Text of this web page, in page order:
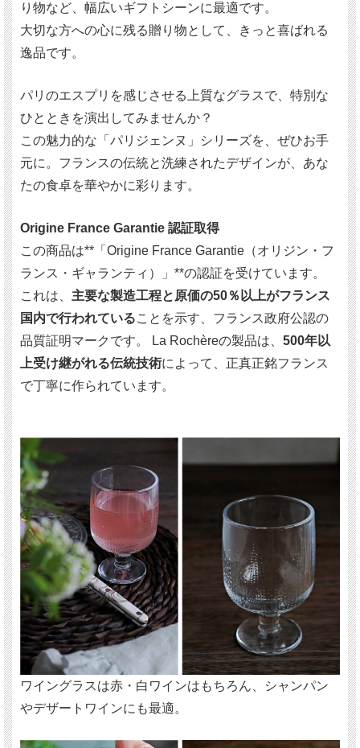
り物など、幅広いギフトシーンに最適です。
大切な方への心に残る贈り物として、きっと喜ばれる
逸品です。
パリのエスプリを感じさせる上質なグラスで、特別な
ひとときを演出してみませんか？
この魅力的な「パリジェンヌ」シリーズを、ぜひお手
元に。フランスの伝統と洗練されたデザインが、あな
たの食卓を華やかに彩ります。
Origine France Garantie 認証取得
この商品は**「Origine France Garantie（オリジン・フ
ランス・ギャランティ）」**の認証を受けています。
これは、 主要な製造工程と原価の50％以上がフランス
国内で行われていることを示す、フランス政府公認の
品質証明マークです。 La Rochèreの製品は、 500年以
上受け継がれる伝統技術によって、正真正銘フランス
で丁寧に作られています。
ワイングラスは赤・白ワインはもちろん、シャンパン
やデザートワインにも最適。